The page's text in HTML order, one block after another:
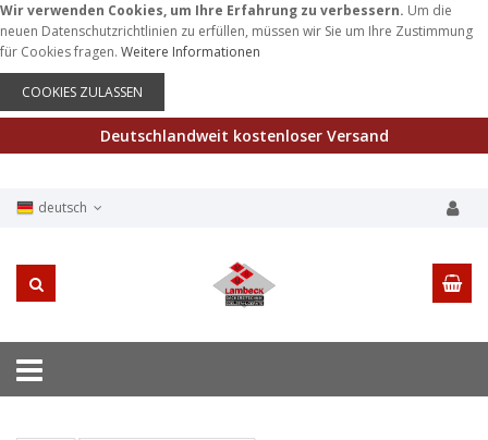
Wir verwenden Cookies, um Ihre Erfahrung zu verbessern. Um die
neuen Datenschutzrichtlinien zu erfüllen, müssen wir Sie um Ihre Zustimmung
für Cookies fragen. Weitere Informationen
COOKIES ZULASSEN
Deutschlandweit kostenloser Versand
deutsch